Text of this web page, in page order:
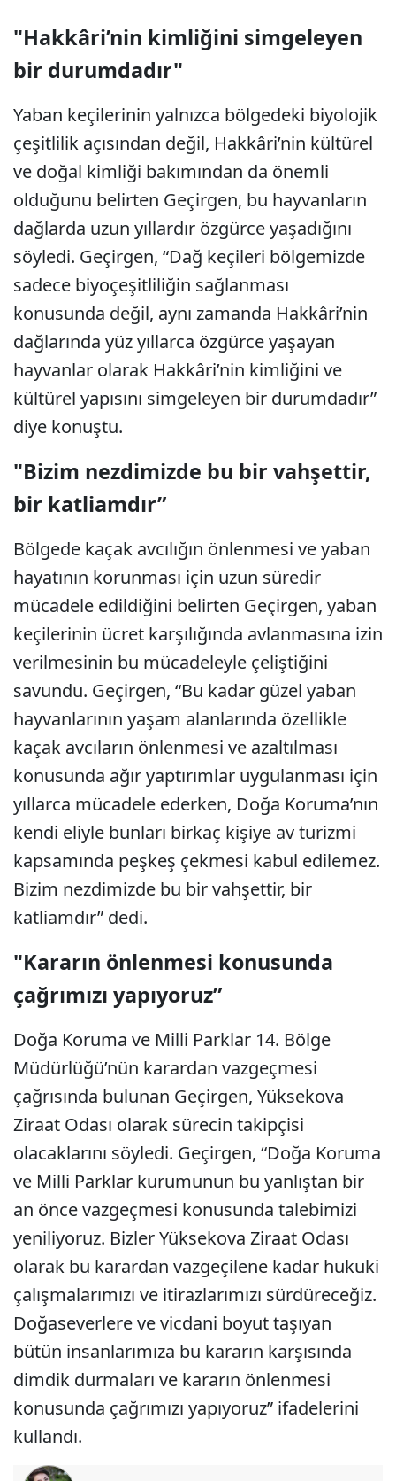
"Hakkâri’nin kimliğini simgeleyen
bir durumdadır"
Yaban keçilerinin yalnızca bölgedeki biyolojik
çeşitlilik açısından değil, Hakkâri’nin kültürel
ve doğal kimliği bakımından da önemli
olduğunu belirten Geçirgen, bu hayvanların
dağlarda uzun yıllardır özgürce yaşadığını
söyledi. Geçirgen, “Dağ keçileri bölgemizde
sadece biyoçeşitliliğin sağlanması
konusunda değil, aynı zamanda Hakkâri’nin
dağlarında yüz yıllarca özgürce yaşayan
hayvanlar olarak Hakkâri’nin kimliğini ve
kültürel yapısını simgeleyen bir durumdadır”
diye konuştu.
"Bizim nezdimizde bu bir vahşettir,
bir katliamdır”
Bölgede kaçak avcılığın önlenmesi ve yaban
hayatının korunması için uzun süredir
mücadele edildiğini belirten Geçirgen, yaban
keçilerinin ücret karşılığında avlanmasına izin
verilmesinin bu mücadeleyle çeliştiğini
savundu. Geçirgen, “Bu kadar güzel yaban
hayvanlarının yaşam alanlarında özellikle
kaçak avcıların önlenmesi ve azaltılması
konusunda ağır yaptırımlar uygulanması için
yıllarca mücadele ederken, Doğa Koruma’nın
kendi eliyle bunları birkaç kişiye av turizmi
kapsamında peşkeş çekmesi kabul edilemez.
Bizim nezdimizde bu bir vahşettir, bir
katliamdır” dedi.
"Kararın önlenmesi konusunda
çağrımızı yapıyoruz”
Doğa Koruma ve Milli Parklar 14. Bölge
Müdürlüğü’nün karardan vazgeçmesi
çağrısında bulunan Geçirgen, Yüksekova
Ziraat Odası olarak sürecin takipçisi
olacaklarını söyledi. Geçirgen, “Doğa Koruma
ve Milli Parklar kurumunun bu yanlıştan bir
an önce vazgeçmesi konusunda talebimizi
yeniliyoruz. Bizler Yüksekova Ziraat Odası
olarak bu karardan vazgeçilene kadar hukuki
çalışmalarımızı ve itirazlarımızı sürdüreceğiz.
Doğaseverlere ve vicdani boyut taşıyan
bütün insanlarımıza bu kararın karşısında
dimdik durmaları ve kararın önlenmesi
konusunda çağrımızı yapıyoruz” ifadelerini
kullandı.